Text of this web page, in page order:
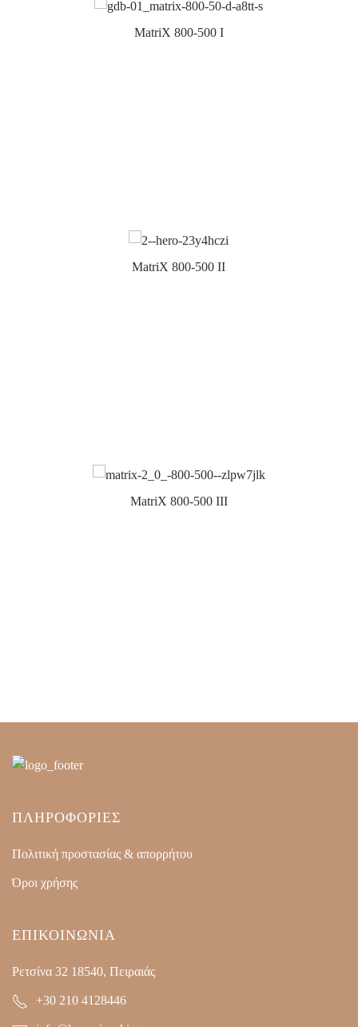
MatriX 800-500 I
MatriX 800-500 II
MatriX 800-500 III
ΠΛΗΡΟΦΟΡΙΕΣ
Πολιτική προστασίας & απορρήτου
Όροι χρήσης
ΕΠΙΚΟΙΝΩΝΙΑ
Ρετσίνα 32 18540, Πειραιάς
+30 210 4128446